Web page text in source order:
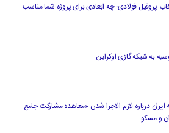
پروفیل فولادی: چه ابعادی برای پروژه شما مناسب
به شبکه گازی اوکراین
ایران درباره لازم‌ الاجرا شدن «معاهده مشارکت جامع
و مسکو